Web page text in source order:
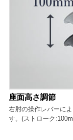
座面高さ調節
右肘の操作レバーに
す。(ストローク